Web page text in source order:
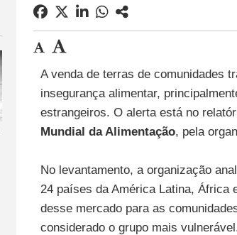
A venda de terras de comunidades
insegurança alimentar,
estrangeiros. O alerta está no
Mundial da Alimentação, pela
No levantamento, a organização
24 países da América Latina, África
desse mercado para as
considerado o grupo mais